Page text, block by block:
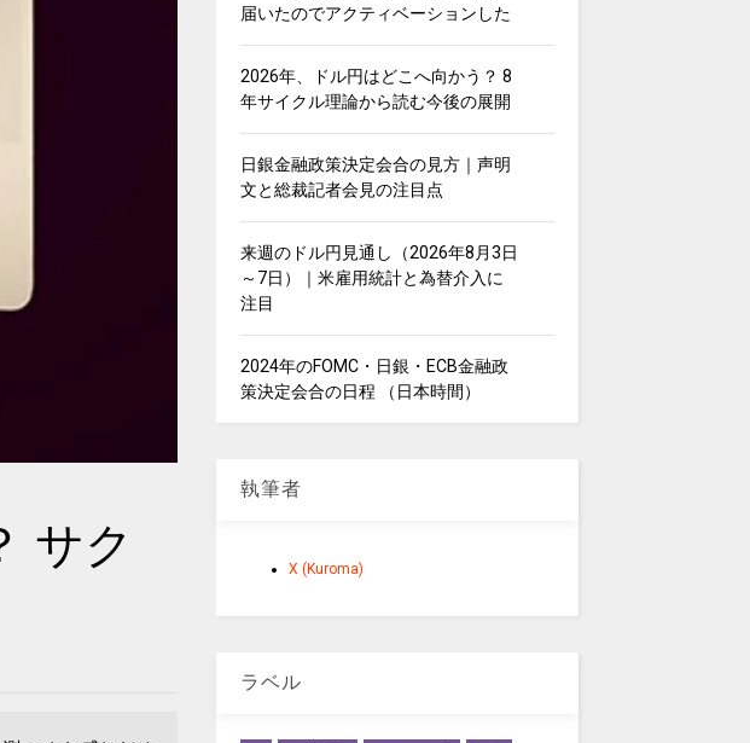
サク
届いたのでアクティベーションした
2026年、ドル円はどこへ向かう？ 8
年サイクル理論から読む今後の展開
日銀金融政策決定会合の見方｜声明
文と総裁記者会見の注目点
来週のドル円見通し（2026年8月3日
～7日）｜米雇用統計と為替介入に
注目
2024年のFOMC・日銀・ECB金融政
策決定会合の日程 （日本時間）
執筆者
X (Kuroma)
ラベル